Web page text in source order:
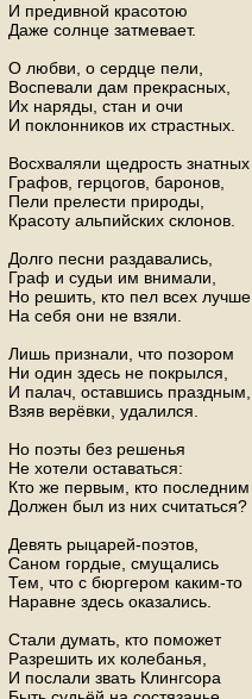
И предивной красотою
Даже солнце затмевает.
О любви, о сердце пели,
Воспевали дам прекрасных,
Их наряды, стан и очи
И поклонников их страстных.
Восхваляли щедрость знатных
Графов, герцогов, баронов,
Пели прелести природы,
Красоту альпийских склонов.
Долго песни раздавались,
Граф и судьи им внимали,
Но решить, кто пел всех лучше,
На себя они не взяли.
Лишь признали, что позором
Ни один здесь не покрылся,
И палач, оставшись праздным,
Взяв верёвки, удалился.
Но поэты без решенья
Не хотели оставаться:
Кто же первым, кто последним
Должен был из них считаться?
Девять рыцарей-поэтов,
Саном гордые, смущались
Тем, что с бюргером каким-то
Наравне здесь оказались.
Стали думать, кто поможет
Разрешить их колебанья,
И послали звать Клингсора